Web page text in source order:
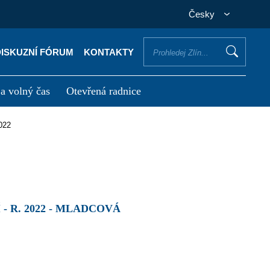
Česky
FÓRUM KONTAKTY
volný čas Otevřená radnice
vyřídit
R. 2022 - MLADCOVÁ